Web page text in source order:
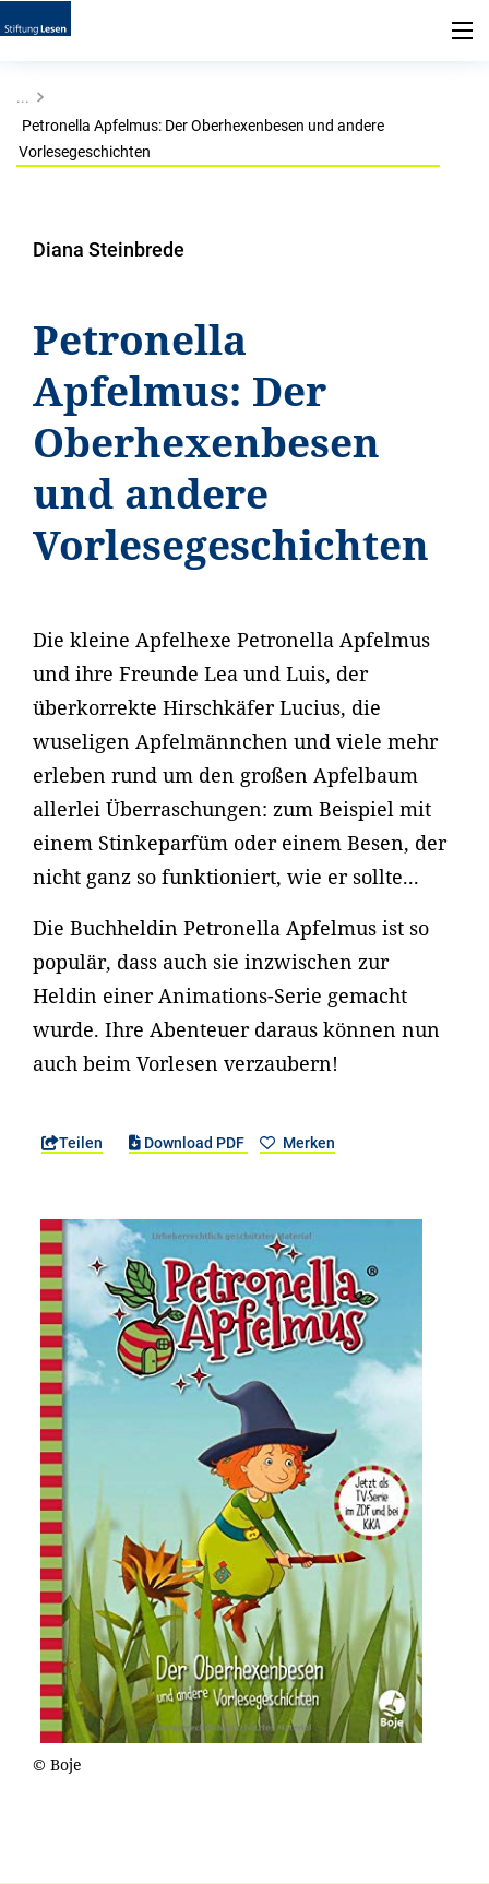
...
Petronella Apfelmus: Der Oberhexenbesen und andere
Vorlesegeschichten
Diana Steinbrede
Petronella
Apfelmus: Der
Oberhexenbesen
und andere
Vorlesegeschichten
Die kleine Apfelhexe Petronella Apfelmus
und ihre Freunde Lea und Luis, der
überkorrekte Hirschkäfer Lucius, die
wuseligen Apfelmännchen und viele mehr
erleben rund um den großen Apfelbaum
allerlei Überraschungen: zum Beispiel mit
einem Stinkeparfüm oder einem Besen, der
nicht ganz so funktioniert, wie er sollte...
Die Buchheldin Petronella Apfelmus ist so
populär, dass auch sie inzwischen zur
Heldin einer Animations-Serie gemacht
wurde. Ihre Abenteuer daraus können nun
auch beim Vorlesen verzaubern!
Teilen Download PDF Merken
© Boje